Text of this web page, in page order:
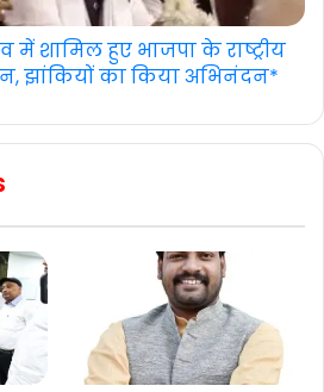
में शामिल हुए भाजपा के राष्ट्रीय
झांकियों का किया अभिनंदन*